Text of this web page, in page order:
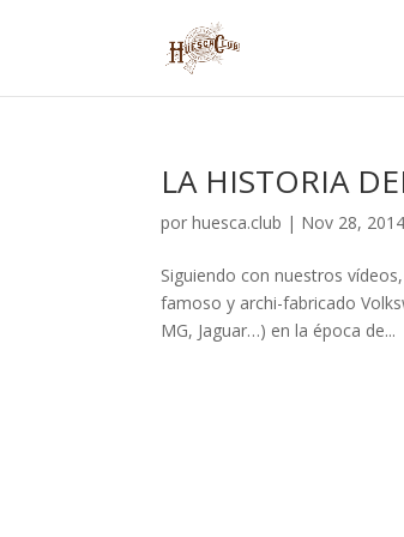
LA HISTORIA
porhuesca.club | Nov 28, 2014
Siguiendo con nuestros
famoso y archi-fabricado
MG, Jaguar…) en la época de...